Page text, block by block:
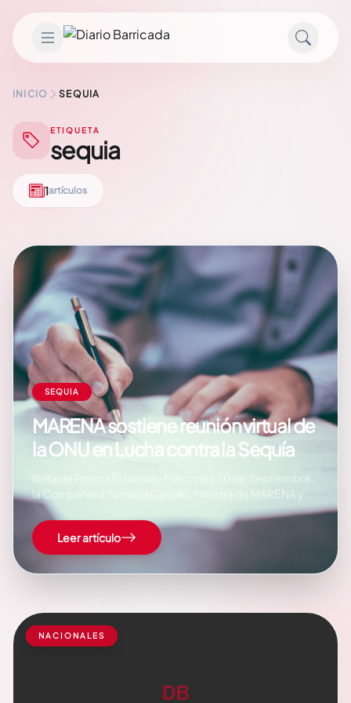
INICIO SEQUIA
ETIQUETA
sequia
1artículos
SEQUIA
MARENA sostiene reunión virtual de
la ONU en Lucha contra la Sequía
Nota de Prensa El pasado Miércoles 30 de Septiembre,
la Compañera Sumaya Castillo, Ministra de MARENA y
Presidenta Pro Témpore de la Comisión
Centroamericana de Ambiente Desarrollo CCAD,
sostuvo Reunión Virtual con el Señor Ibrahim Thiaw,
Secretario Ejecutivo de la Convención de las Naciones
Unidas de Lucha…
Leer artículo
NACIONALES